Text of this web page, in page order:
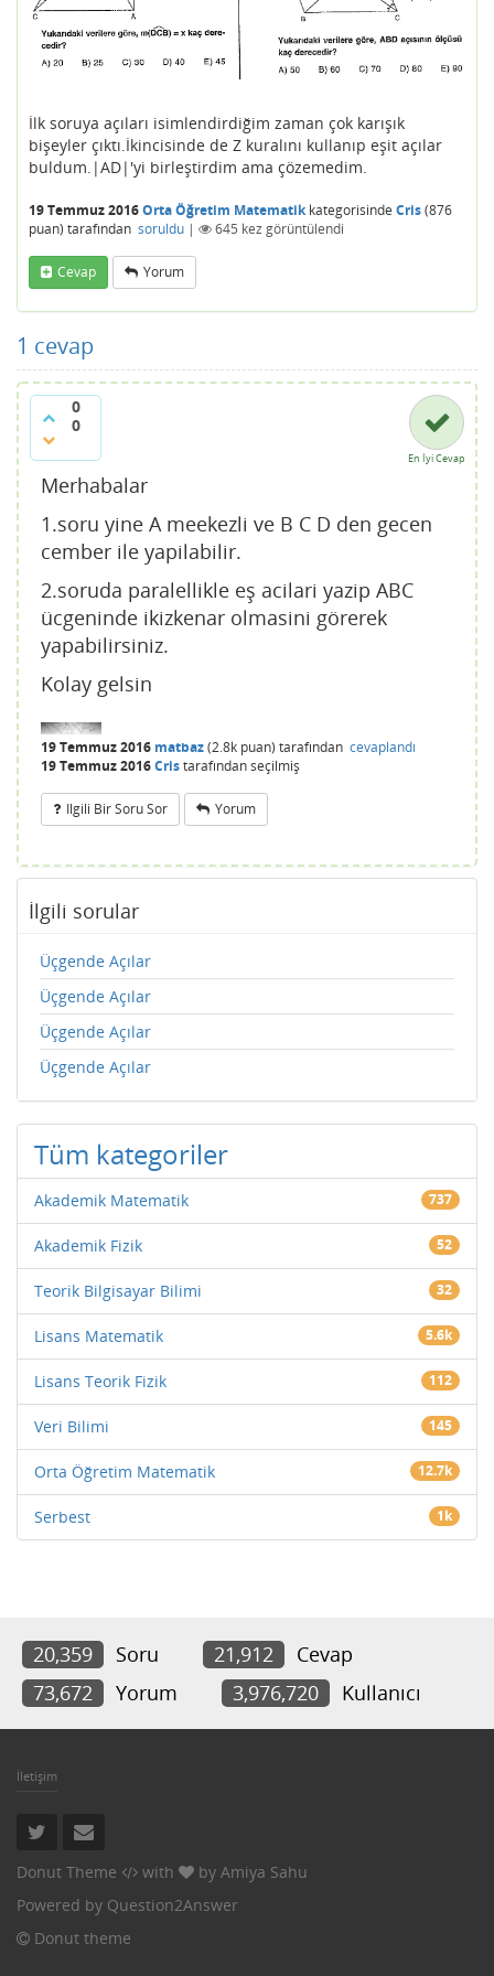
İlk soruya açıları isimlendirdiğim zaman çok karışık
bişeyler çıktı.İkincisinde de Z kuralını kullanıp eşit açılar
buldum.|AD|'yi birleştirdim ama çözemedim.
19 Temmuz 2016Orta Öğretim Matematikkategorisinde Cris(876
puan) tarafından soruldu | 645 kez görüntülendi
Cevap Yorum
1 cevap
0
0
En İyi Cevap
Merhabalar
1.soru yine A meekezli ve B C D den gecen
cember ile yapilabilir.
2.soruda paralellikle eş acilari yazip ABC
ücgeninde ikizkenar olmasini görerek
yapabilirsiniz.
Kolay gelsin
19 Temmuz 2016 matbaz(2.8k puan) tarafından cevaplandı
19 Temmuz 2016Cristarafındanseçilmiş
Ilgili Bir Soru Sor Yorum
İlgili sorular
Üçgende Açılar
Üçgende Açılar
Üçgende Açılar
Üçgende Açılar
Tüm kategoriler
Akademik Matematik 737
Akademik Fizik 52
Teorik Bilgisayar Bilimi 32
Lisans Matematik 5.6k
Lisans Teorik Fizik 112
Veri Bilimi 145
Orta Öğretim Matematik 12.7k
Serbest 1k
20,359 Soru 21,912
Cevap
73,672
Yorum 3,976,720 Kullanıcı
İletişim
Donut Theme with by Amiya Sahu
Powered by Question2Answer
Donut theme